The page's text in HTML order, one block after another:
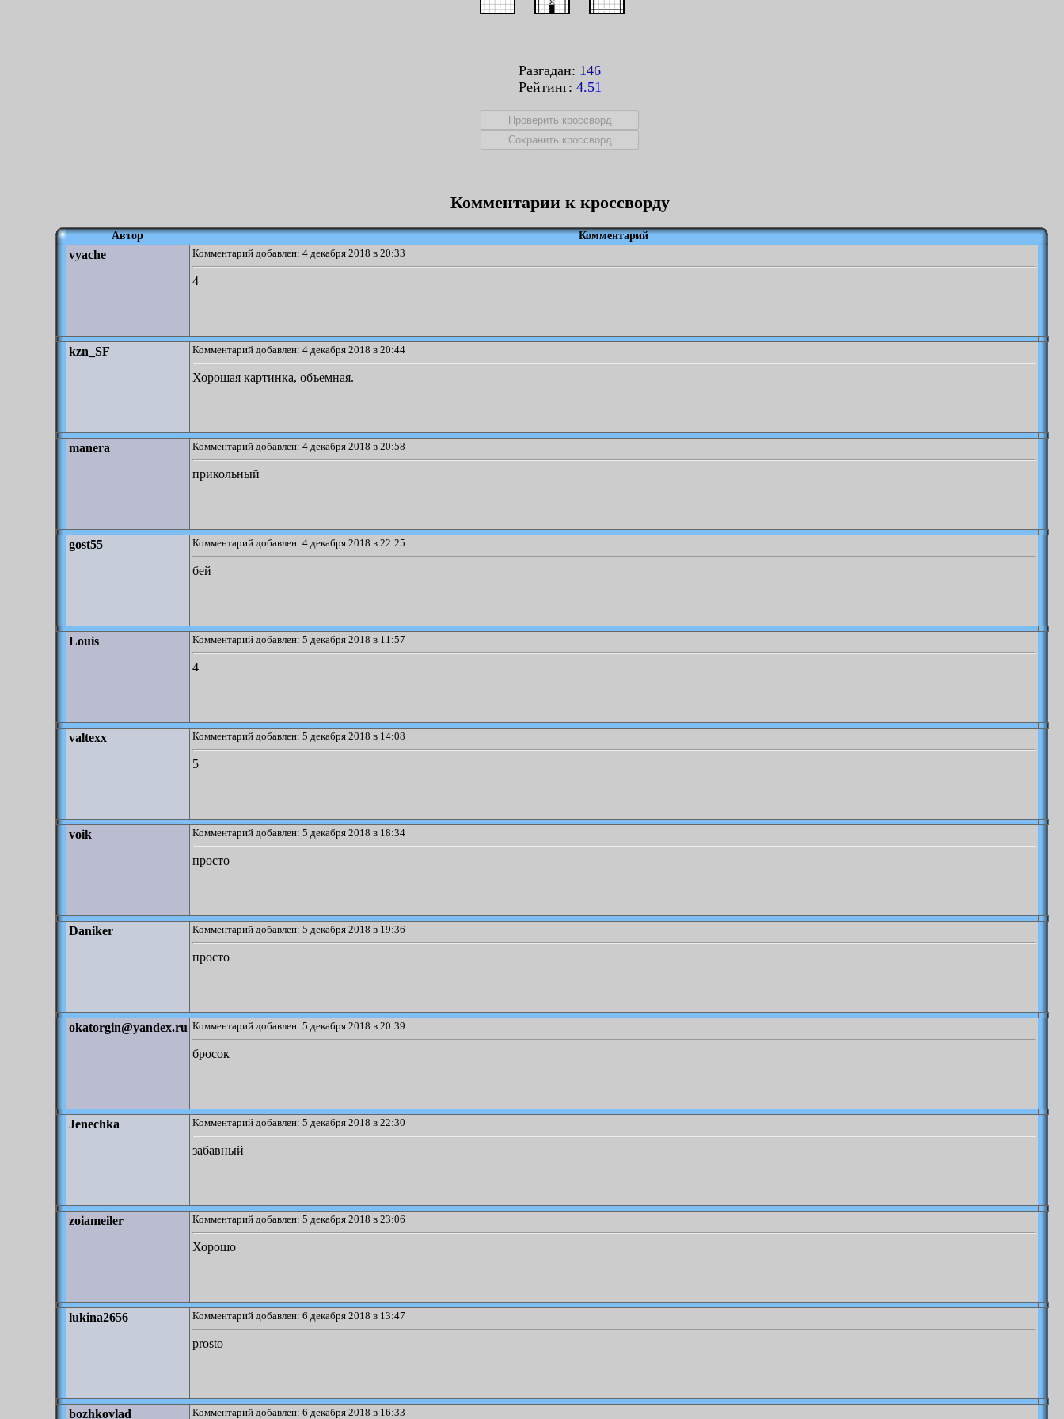
Разгадан: 146
Рейтинг: 4.51
Комментарии к кроссворду
Автор Комментарий
vyache Комментарий добавлен: 4 декабря 2018 в 20:33
4
kzn_SF Комментарий добавлен: 4 декабря 2018 в 20:44
Хорошая картинка, объемная.
manera Комментарий добавлен: 4 декабря 2018 в 20:58
прикольный
gost55 Комментарий добавлен: 4 декабря 2018 в 22:25
бей
Louis Комментарий добавлен: 5 декабря 2018 в 11:57
4
valtexx Комментарий добавлен: 5 декабря 2018 в 14:08
5
voik Комментарий добавлен: 5 декабря 2018 в 18:34
просто
Daniker Комментарий добавлен: 5 декабря 2018 в 19:36
просто
okatorgin@yandex.ru Комментарий добавлен: 5 декабря 2018 в 20:39
бросок
Jenechka Комментарий добавлен: 5 декабря 2018 в 22:30
забавный
zoiameiler Комментарий добавлен: 5 декабря 2018 в 23:06
Хорошо
lukina2656 Комментарий добавлен: 6 декабря 2018 в 13:47
prosto
bozhkovlad Комментарий добавлен: 6 декабря 2018 в 16:33